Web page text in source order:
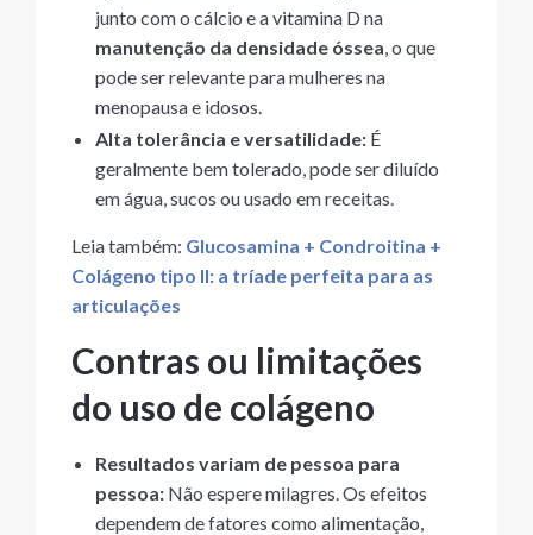
junto com o cálcio e a vitamina D na
manutenção da densidade óssea , o que
pode ser relevante para mulheres na
menopausa e idosos.
Alta tolerância e versatilidade: É
geralmente bem tolerado, pode ser diluído
em água, sucos ou usado em receitas.
Leia também: Glucosamina + Condroitina +
Colágeno tipo II: a tríade perfeita para as
articulações
Contras ou limitações
do uso de colágeno
Resultados variam de pessoa para
pessoa: Não espere milagres. Os efeitos
dependem de fatores como alimentação,